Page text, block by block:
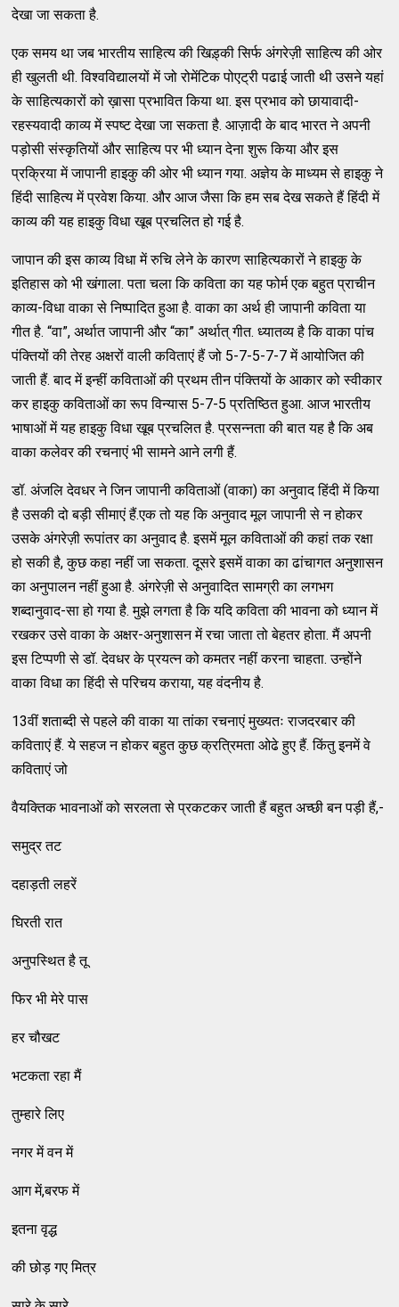
देखा जा सकता है.
एक समय था जब भारतीय साहित्य की खिड़्की सिर्फ अंगरेज़ी साहित्य की ओर
ही खुलती थी. विश्वविद्यालयों में जो रोमेंटिक पोएट्री पढाई जाती थी उसने यहां
के साहित्यकारों को ख़ासा प्रभावित किया था. इस प्रभाव को छायावादी-
रहस्यवादी काव्य में स्पष्ट देखा जा सकता है. आज़ादी के बाद भारत ने अपनी
पड़ोसी संस्कृतियों और साहित्य पर भी ध्यान देना शुरू किया और इस
प्रक्रिया में जापानी हाइकु की ओर भी ध्यान गया. अज्ञेय के माध्यम से हाइकु ने
हिंदी साहित्य में प्रवेश किया. और आज जैसा कि हम सब देख सकते हैं हिंदी में
काव्य की यह हाइकु विधा खूब प्रचलित हो गई है.
जापान की इस काव्य विधा में रुचि लेने के कारण साहित्यकारों ने हाइकु के
इतिहास को भी खंगाला. पता चला कि कविता का यह फोर्म एक बहुत प्राचीन
काव्य-विधा वाका से निष्पादित हुआ है. वाका का अर्थ ही जापानी कविता या
गीत है. “वा”, अर्थात जापानी और “का” अर्थात् गीत. ध्यातव्य है कि वाका पांच
पंक्तियों की तेरह अक्षरों वाली कविताएं हैं जो 5-7-5-7-7 में आयोजित की
जाती हैं. बाद में इन्हीं कविताओं की प्रथम तीन पंक्तियों के आकार को स्वीकार
कर हाइकु कविताओं का रूप विन्यास 5-7-5 प्रतिष्ठित हुआ. आज भारतीय
भाषाओं में यह हाइकु विधा खूब प्रचलित है. प्रसन्नता की बात यह है कि अब
वाका कलेवर की रचनाएं भी सामने आने लगी हैं.
डॉ. अंजलि देवधर ने जिन जापानी कविताओं (वाका) का अनुवाद हिंदी में किया
है उसकी दो बड़ी सीमाएं हैं.एक तो यह कि अनुवाद मूल जापानी से न होकर
उसके अंगरेज़ी रूपांतर का अनुवाद है. इसमें मूल कविताओं की कहां तक रक्षा
हो सकी है, कुछ कहा नहीं जा सकता. दूसरे इसमें वाका का ढांचागत अनुशासन
का अनुपालन नहीं हुआ है. अंगरेज़ी से अनुवादित सामग्री का लगभग
शब्दानुवाद-सा हो गया है. मुझे लगता है कि यदि कविता की भावना को ध्यान में
रखकर उसे वाका के अक्षर-अनुशासन में रचा जाता तो बेहतर होता. मैं अपनी
इस टिप्पणी से डॉ. देवधर के प्रयत्न को कमतर नहीं करना चाहता. उन्होंने
वाका विधा का हिंदी से परिचय कराया, यह वंदनीय है.
13वीं शताब्दी से पहले की वाका या तांका रचनाएं मुख्यतः राजदरबार की
कविताएं हैं. ये सहज न होकर बहुत कुछ क्रत्रिमता ओढे हुए हैं. किंतु इनमें वे
कविताएं जो
वैयक्तिक भावनाओं को सरलता से प्रकटकर जाती हैं बहुत अच्छी बन पड़ी हैं,‌‌-
समुद्र तट
दहाड़ती लहरें
घिरती रात
अनुपस्थित है तू
फिर भी मेरे पास
हर चौखट
भटकता रहा मैं
तुम्हारे लिए
नगर में वन में
आग में,बरफ में
इतना वृद्ध
की छोड़ गए मित्र